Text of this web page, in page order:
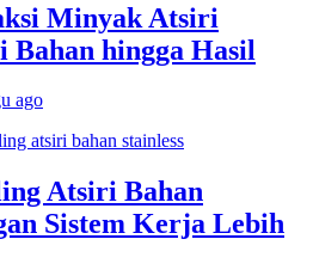
Minyak Atsiri
Bahan hingga Hasil
ago
Atsiri Bahan
Sistem Kerja Lebih